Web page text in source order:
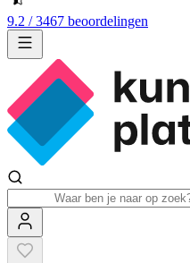
9.2 / 3467 beoordelingen